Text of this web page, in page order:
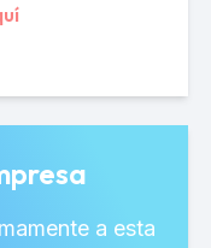
a esta